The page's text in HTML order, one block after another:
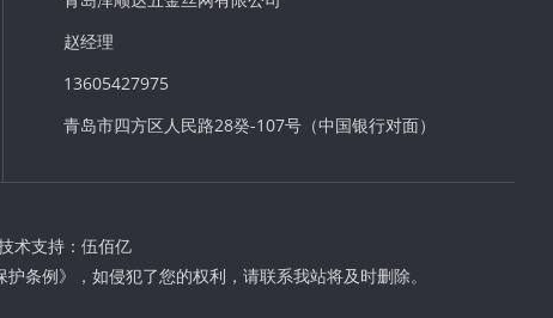
赵经理
13605427975
青岛市四方区人民路28癸-107号（中国银行对面）
术支持： 伍佰亿
条例》，如侵犯了您的权利，请联系我站将及时删除。